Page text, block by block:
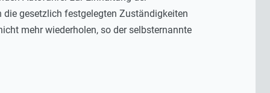
gesetzlich festgelegten Zuständigkeiten
mehr wiederholen, so der selbsternannte